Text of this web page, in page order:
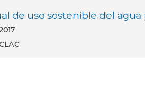
de uso sostenible del
2017